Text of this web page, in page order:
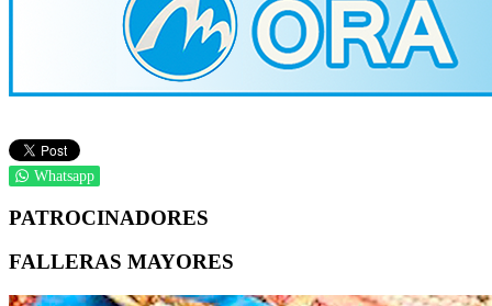
Whatsapp
PATROCINADORES
FALLERAS MAYORES